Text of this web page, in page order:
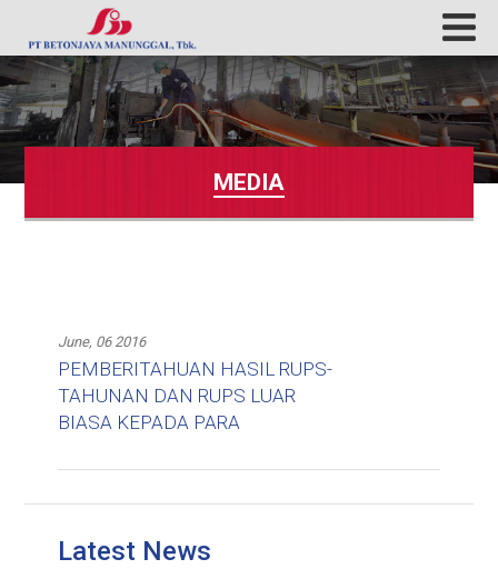
MEDIA
June, 06 2016
PEMBERITAHUAN HASIL RUPS-
TAHUNAN DAN RUPS LUAR
BIASA KEPADA PARA
Latest News